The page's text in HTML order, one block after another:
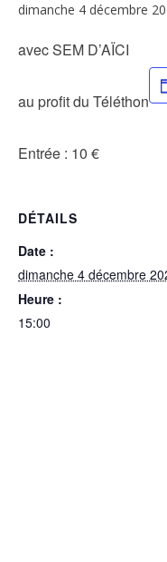
dimanche 4 décembre
avec SEM D’AÏCI
au profit du Téléthon
Entrée : 10 €
DÉTAILS
Date :
dimanche 4 décembre
Heure :
15:00